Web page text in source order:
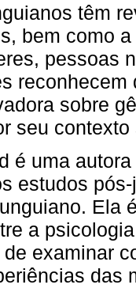
têm
bem como
pessoas
sobre
seu
é uma
estudos
Ela
a
examinar
das